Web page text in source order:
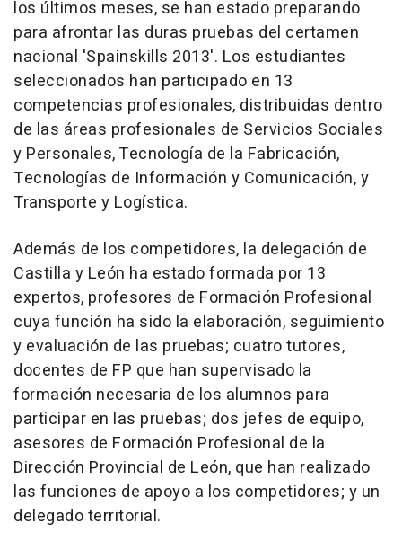
los últimos meses, se han estado preparando
para afrontar las duras pruebas del certamen
nacional 'Spainskills 2013'. Los estudiantes
seleccionados han participado en 13
competencias profesionales, distribuidas dentro
de las áreas profesionales de Servicios Sociales
y Personales, Tecnología de la Fabricación,
Tecnologías de Información y Comunicación, y
Transporte y Logística.
Además de los competidores, la delegación de
Castilla y León ha estado formada por 13
expertos, profesores de Formación Profesional
cuya función ha sido la elaboración, seguimiento
y evaluación de las pruebas; cuatro tutores,
docentes de FP que han supervisado la
formación necesaria de los alumnos para
participar en las pruebas; dos jefes de equipo,
asesores de Formación Profesional de la
Dirección Provincial de León, que han realizado
las funciones de apoyo a los competidores; y un
delegado territorial.